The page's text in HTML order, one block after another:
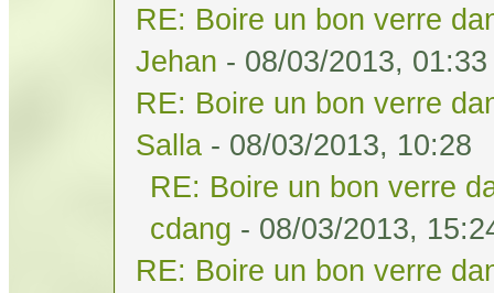
RE: Boire un bon verre
Jehan - 08/03/2013, 01:33
RE: Boire un bon verre
Salla - 08/03/2013, 10:28
RE: Boire un bon verre
cdang - 08/03/2013,
RE: Boire un bon verre